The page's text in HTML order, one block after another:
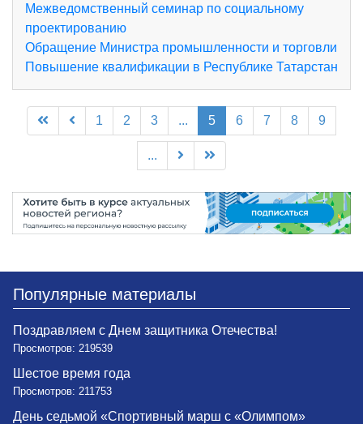
Межведомственный семинар по социальному
проектированию
Обращение Министра промышленности и торговли
Повышение квалификации в Республике Татарстан
1 2 3 ... 5 6 7 8 9
...
Популярные материалы
Поздравляем с Днем защитника Отечества!
Просмотров: 219539
Шестое время года
Просмотров: 211753
День седьмой «Спортивный марш с «Олимпом»